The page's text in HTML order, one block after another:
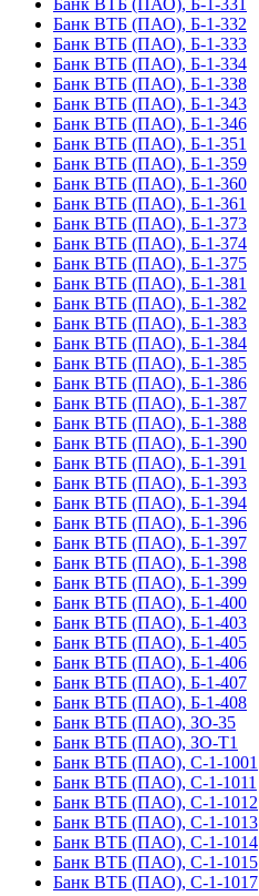
Банк ВТБ (ПАО), Б-1-331
Банк ВТБ (ПАО), Б-1-332
Банк ВТБ (ПАО), Б-1-333
Банк ВТБ (ПАО), Б-1-334
Банк ВТБ (ПАО), Б-1-338
Банк ВТБ (ПАО), Б-1-343
Банк ВТБ (ПАО), Б-1-346
Банк ВТБ (ПАО), Б-1-351
Банк ВТБ (ПАО), Б-1-359
Банк ВТБ (ПАО), Б-1-360
Банк ВТБ (ПАО), Б-1-361
Банк ВТБ (ПАО), Б-1-373
Банк ВТБ (ПАО), Б-1-374
Банк ВТБ (ПАО), Б-1-375
Банк ВТБ (ПАО), Б-1-381
Банк ВТБ (ПАО), Б-1-382
Банк ВТБ (ПАО), Б-1-383
Банк ВТБ (ПАО), Б-1-384
Банк ВТБ (ПАО), Б-1-385
Банк ВТБ (ПАО), Б-1-386
Банк ВТБ (ПАО), Б-1-387
Банк ВТБ (ПАО), Б-1-388
Банк ВТБ (ПАО), Б-1-390
Банк ВТБ (ПАО), Б-1-391
Банк ВТБ (ПАО), Б-1-393
Банк ВТБ (ПАО), Б-1-394
Банк ВТБ (ПАО), Б-1-396
Банк ВТБ (ПАО), Б-1-397
Банк ВТБ (ПАО), Б-1-398
Банк ВТБ (ПАО), Б-1-399
Банк ВТБ (ПАО), Б-1-400
Банк ВТБ (ПАО), Б-1-403
Банк ВТБ (ПАО), Б-1-405
Банк ВТБ (ПАО), Б-1-406
Банк ВТБ (ПАО), Б-1-407
Банк ВТБ (ПАО), Б-1-408
Банк ВТБ (ПАО), ЗО-35
Банк ВТБ (ПАО), ЗО-Т1
Банк ВТБ (ПАО), С-1-1001
Банк ВТБ (ПАО), С-1-1011
Банк ВТБ (ПАО), С-1-1012
Банк ВТБ (ПАО), С-1-1013
Банк ВТБ (ПАО), С-1-1014
Банк ВТБ (ПАО), С-1-1015
Банк ВТБ (ПАО), С-1-1017